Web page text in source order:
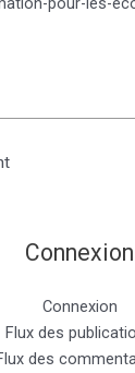
Connexion
Connexion
Flux des
des